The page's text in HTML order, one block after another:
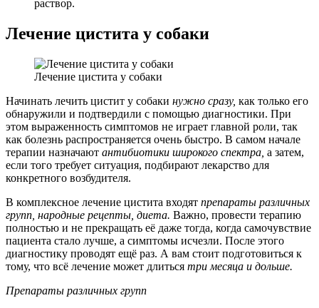
раствор.
Лечение цистита у собаки
Лечение цистита у собаки
Начинать лечить цистит у собаки нужно сразу, как только его
обнаружили и подтвердили с помощью диагностики. При
этом выраженность симптомов не играет главной роли, так
как болезнь распространяется очень быстро. В самом начале
терапии назначают антибиотики широкого спектра, а затем,
если того требует ситуация, подбирают лекарство для
конкретного возбудителя.
В комплексное лечение цистита входят препараты различных
групп, народные рецепты, диета. Важно, провести терапию
полностью и не прекращать её даже тогда, когда самочувствие
пациента стало лучше, а симптомы исчезли. После этого
диагностику проводят ещё раз. А вам стоит подготовиться к
тому, что всё лечение может длиться три месяца и дольше.
Препараты различных групп